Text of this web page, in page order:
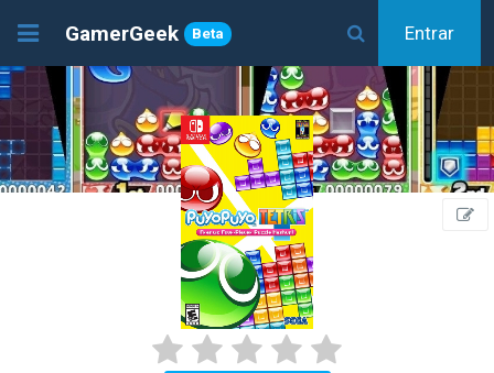
GamerGeek Beta Entrar